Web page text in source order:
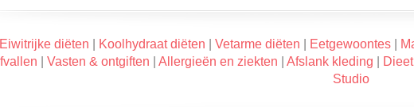
Eiwitrijke diëten Koolhydraat diëten Vetarme diëten Eetgewoontes|
Vasten & ontgiften Allergieën en ziekten Afslank kleding
Studio